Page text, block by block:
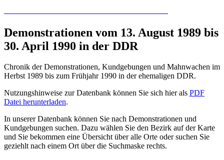
Demonstrationen vom 13. August 1989 bis
30. April 1990 in der DDR
Chronik der Demonstrationen, Kundgebungen und Mahnwachen im
Herbst 1989 bis zum Frühjahr 1990 in der ehemaligen DDR.
Nutzungshinweise zur Datenbank können Sie sich hier als PDF
Datei herunterladen.
In unserer Datenbank können Sie nach Demonstrationen und
Kundgebungen suchen. Dazu wählen Sie den Bezirk auf der Karte
und Sie bekommen eine Übersicht über alle Orte oder suchen Sie
geziehlt nach einem Ort über die Suchmaske rechts.